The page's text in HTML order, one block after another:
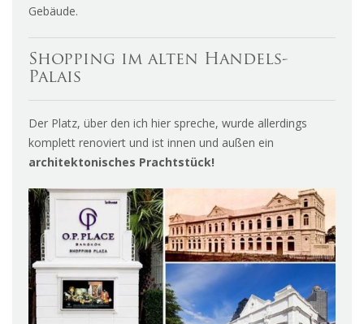
Gebäude.
Shopping im alten Handels-
Palais
Der Platz, über den ich hier spreche, wurde allerdings
komplett renoviert und ist innen und außen ein
architektonisches Prachtstück!